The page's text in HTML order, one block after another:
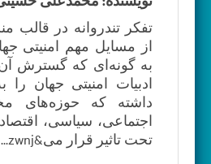
تفکر تندروانه در
از مسایل مهم امنیتی
به گونه‌ای که گسترش
ادبیات امنیتی جهان
داشته که حوزه‌های
اجتماعی، سیاسی،
تحت تاثیر قرار می&zwnj...